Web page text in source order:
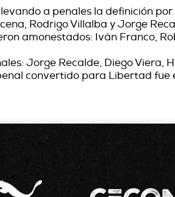
a penales la definición
Rodrigo Villalba y Jorge
amonestados: Iván Franco,
Jorge Recalde, Diego Viera,
convertido para Libertad fue